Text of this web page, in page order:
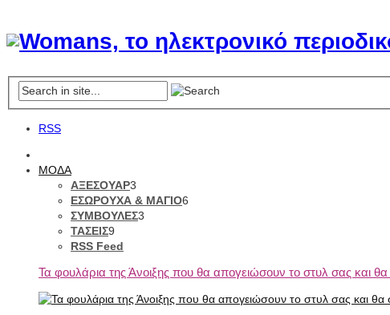
RSS
ΜΟΔΑ
ΑΞΕΣΟΥΑΡ3
ΕΣΩΡΟΥΧΑ & ΜΑΓΙΟ6
ΣΥΜΒΟΥΛΕΣ3
ΤΑΣΕΙΣ9
RSS Feed
Τα φουλάρια της Άνοιξης που θα απογειώσουν το στυλ σας και θα